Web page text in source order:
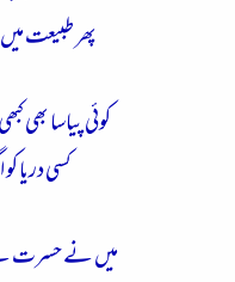
پھر طبیعت
کوئی پیاسا
کسی دریا
میں نے حسرت